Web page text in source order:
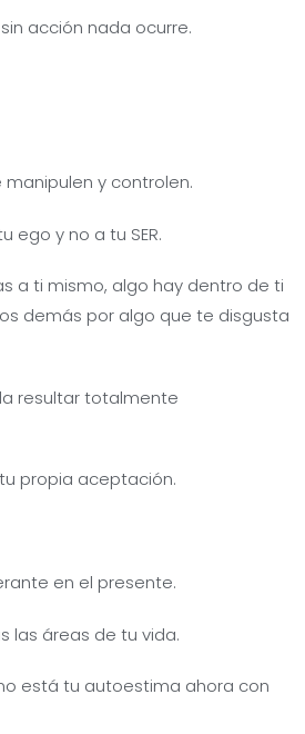
acción nada ocurre.
y controlen.
y no a tu SER.
a ti mismo, algo hay dentro de ti
demás por algo que te disgusta
resultar totalmente
propia aceptación.
en el presente.
las áreas de tu vida.
está tu autoestima ahora con